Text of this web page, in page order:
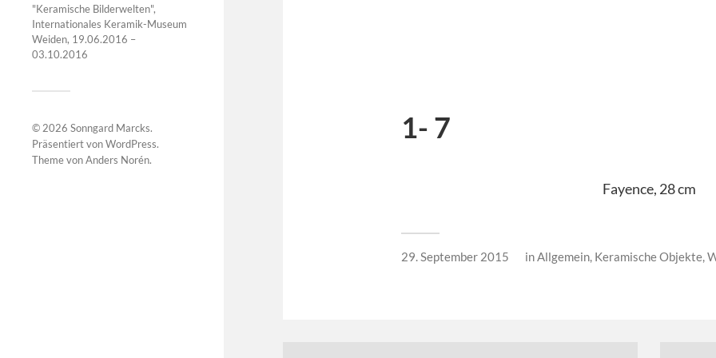
"Keramische Bilderwelten",
Internationales Keramik-Museum
Weiden, 19.06.2016 –
03.10.2016
© 2026 Sonngard Marcks.
Präsentiert vonWordPress.
Theme vonAnders Norén.
1- 7
Fayence, 28 cm
29. September 2015 inAllgemein, Keramische Objekte,